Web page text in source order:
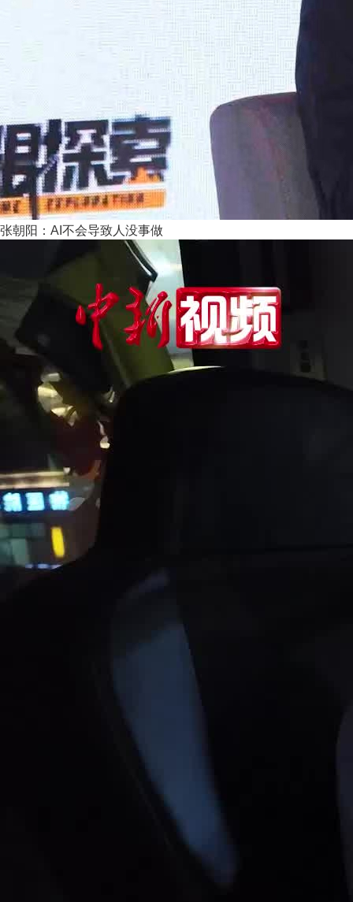
张朝阳：AI不会导致人没事做